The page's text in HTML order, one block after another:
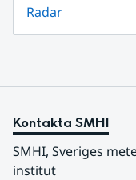
Radar
Kontakta SMHI
SMHI, Sveriges
institut